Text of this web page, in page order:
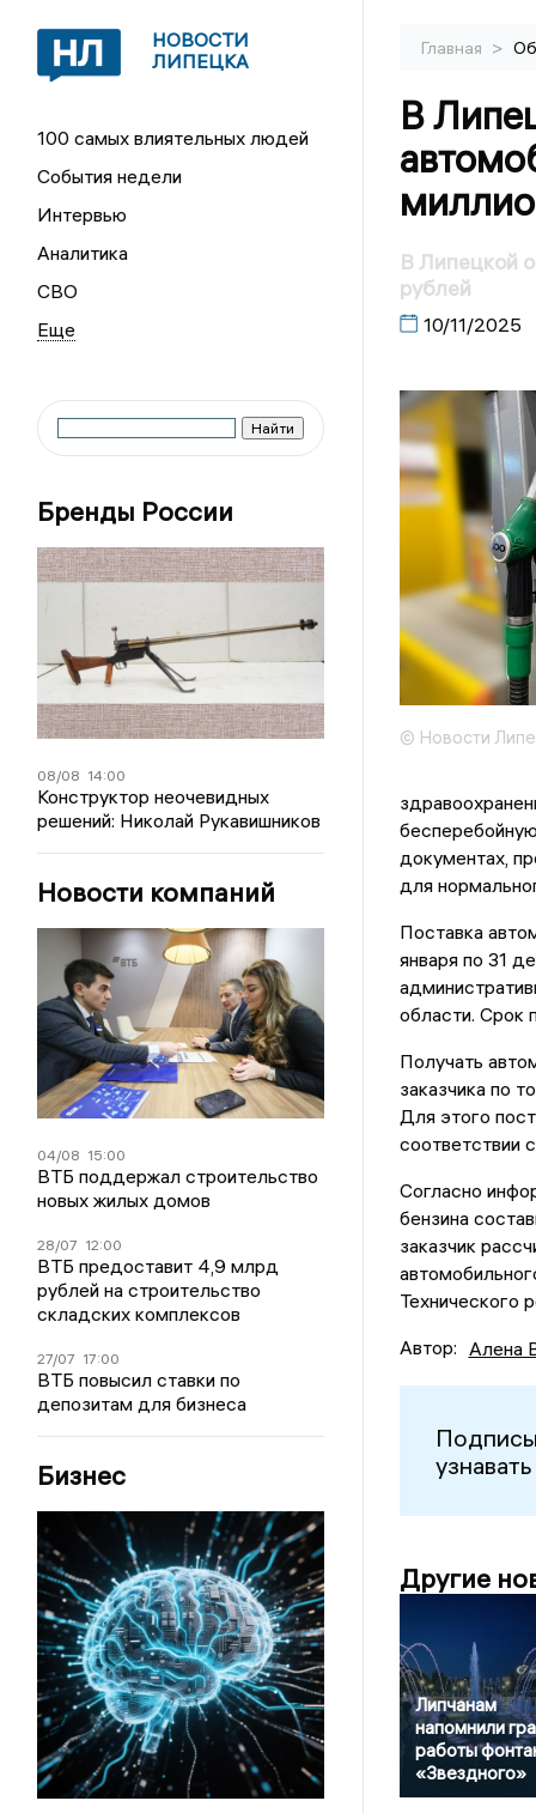
НОВОСТИ
ЛИПЕЦКА
100 самых влиятельных людей
События недели
Интервью
Аналитика
СВО
Бренды России
08/08 14:00
Конструктор неочевидных
решений: Николай Рукавишников
Новости компаний
04/08 15:00
ВТБ поддержал строительство
новых жилых домов
28/07 12:00
ВТБ предоставит 4,9 млрд
рублей на строительство
складских комплексов
27/07 17:00
ВТБ повысил ставки по
депозитам для бизнеса
Бизнес
Главная >
В
В Липецкой
рублей
10/11/2025
© Новости
документах,
для
Поставка
января по 31
области. Срок
Получать
заказчика по
Для этого
соответствии
Согласно
бензина
заказчик
Технического
Автор: Алена
Другие
Липчанам
напомнили
работы
«Звездного»